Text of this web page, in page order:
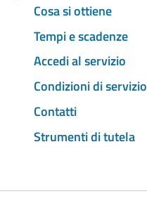
Cosa si ottiene
Tempi e scadenze
Accedi al servizio
Condizioni di servizio
Contatti
Strumenti di tutela